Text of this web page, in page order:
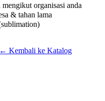
organisasi anda
& tahan lama
← Kembali ke Katalog